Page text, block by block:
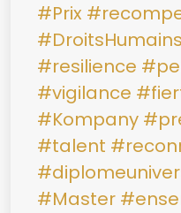
#Prix
#DroitsHumains
#resilience
#vigilance
#Kompany
#talent
#Master